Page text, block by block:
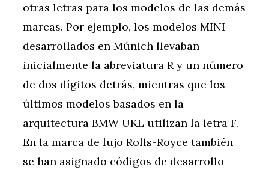
otras letras para los modelos de las demás
marcas. Por ejemplo, los modelos MINI
desarrollados en Múnich llevaban
inicialmente la abreviatura R y un número
de dos dígitos detrás, mientras que los
últimos modelos basados en la
arquitectura BMW UKL utilizan la letra F.
En la marca de lujo Rolls-Royce también
se han asignado códigos de desarrollo